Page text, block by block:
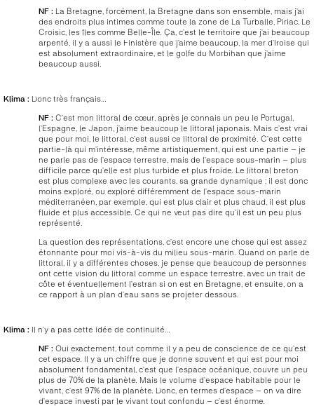
NF : La Bretagne, forcément, la Bretagne dans son ensemble, mais j’ai
des endroits plus intimes comme toute la zone de La Turballe, Piriac, Le
Croisic, les îles comme Belle-Île. Ça, c’est le territoire que j’ai beaucoup
arpenté, il y a aussi le Finistère que j’aime beaucoup, la mer d’Iroise qui
est absolument extraordinaire, et le golfe du Morbihan que j’aime
beaucoup aussi.
Klima : Donc très français…
NF : C’est mon littoral de cœur, après je connais un peu le Portugal,
l’Espagne, le Japon, j’aime beaucoup le littoral japonais. Mais c’est vrai
que pour moi, le littoral, c’est aussi ce littoral de proximité. C’est cette
partie-là qui m’intéresse, même artistiquement, qui est une partie – je
ne parle pas de l’espace terrestre, mais de l’espace sous-marin – plus
difficile parce qu’elle est plus turbide et plus froide. Le littoral breton
est plus complexe avec les courants, sa grande dynamique ; il est donc
moins exploré, ou exploré différemment de l’espace sous-marin
méditerranéen, par exemple, qui est plus clair et plus chaud, il est plus
fluide et plus accessible. Ce qui ne veut pas dire qu’il est un peu plus
représenté.
La question des représentations, c’est encore une chose qui est assez
étonnante pour moi vis-à-vis du milieu sous-marin. Quand on parle de
littoral, il y a différentes choses, je pense que beaucoup de personnes
ont cette vision du littoral comme un espace terrestre, avec un trait de
côte et éventuellement l’estran si on est en Bretagne, et ensuite, on a
ce rapport à un plan d’eau sans se projeter dessous.
Klima : Il n’y a pas cette idée de continuité…
NF : Oui exactement, tout comme il y a peu de conscience de ce qu’est
cet espace. Il y a un chiffre que je donne souvent et qui est pour moi
absolument fondamental, c’est que l’espace océanique, couvre un peu
plus de 70% de la planète. Mais le volume d’espace habitable pour le
vivant, c’est 97% de la planète. Donc, en termes d’espace – on va dire
d’espace investi par le vivant tout confondu – c’est énorme.